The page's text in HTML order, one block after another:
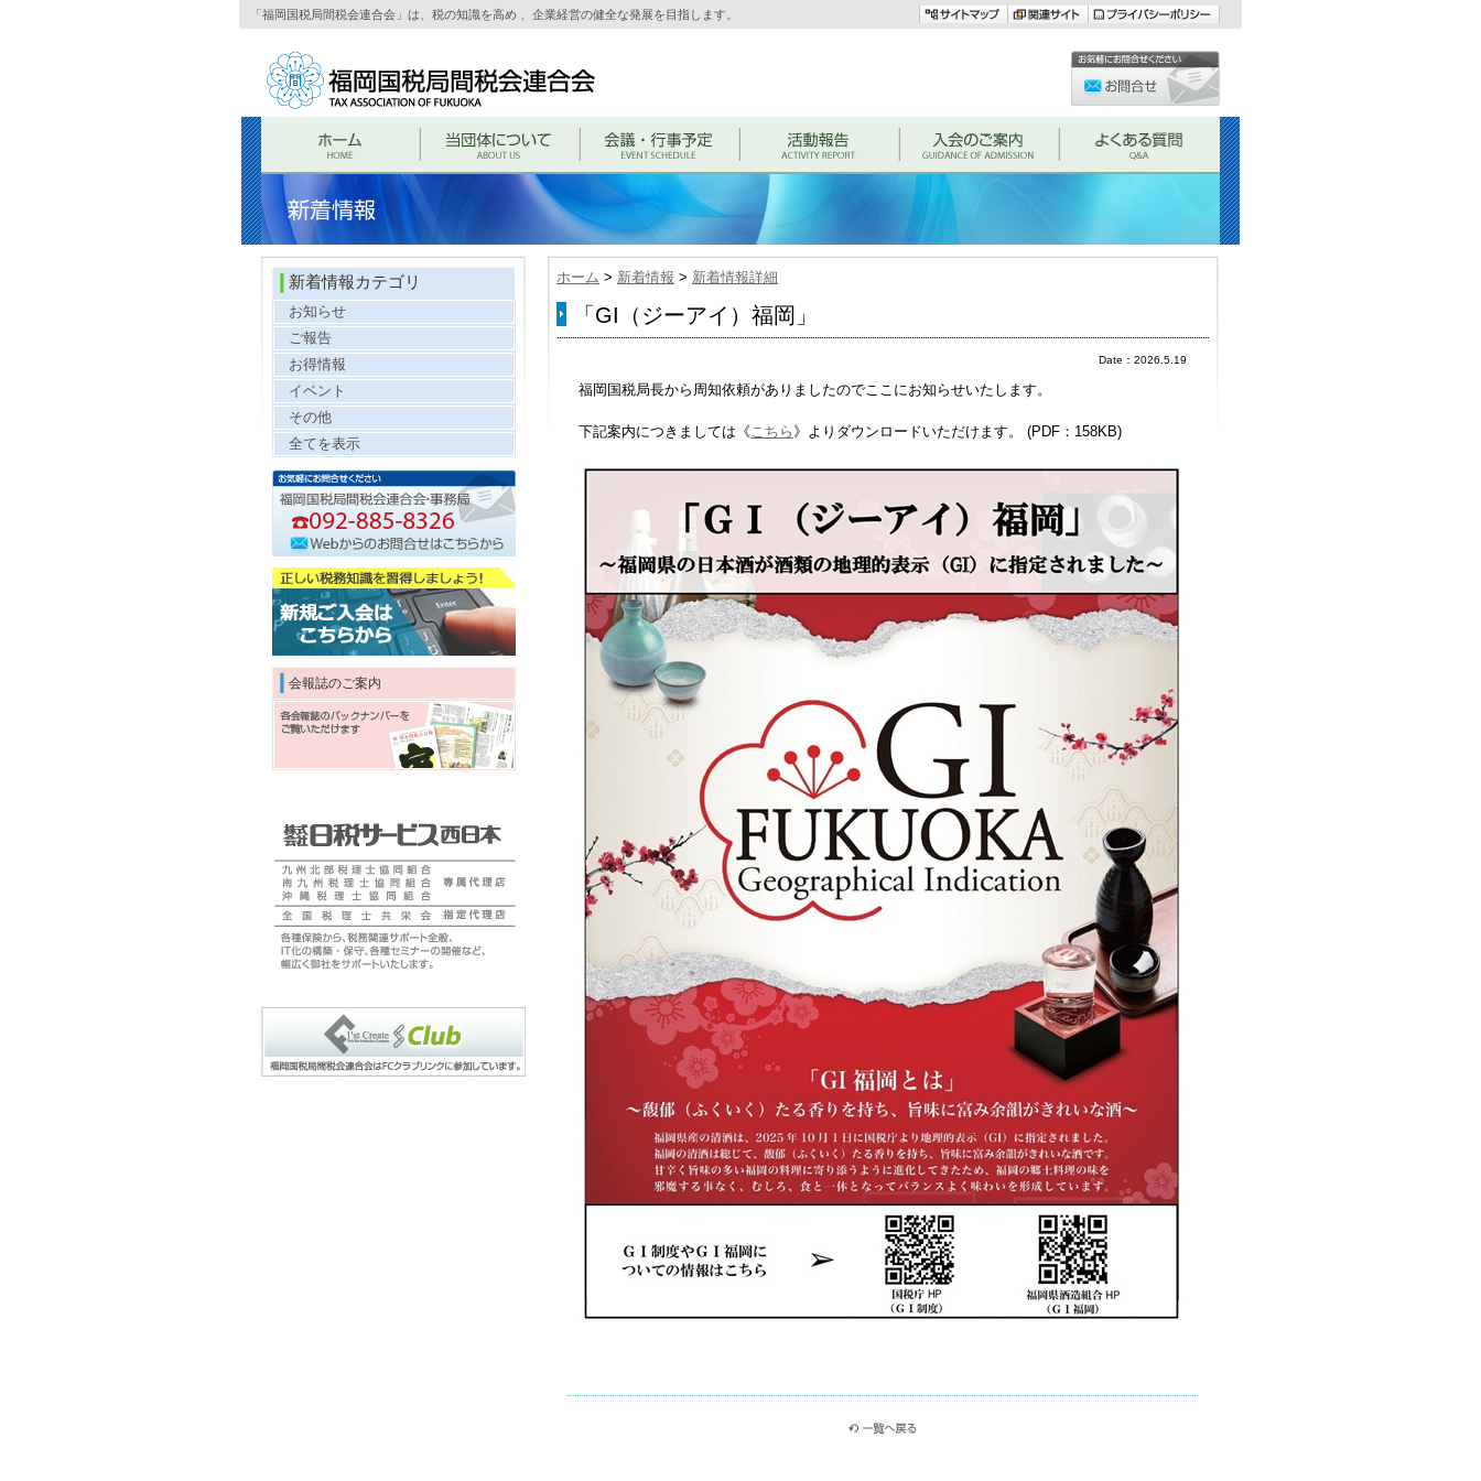
「福岡国税局間税会連合会」は、税の知識を高め 、企業経営の健全な発展を目指します。
ホーム > 新着情報 > 新着情報詳細
「GI（ジーアイ）福岡」
Date：2026.5.19
福岡国税局長から周知依頼がありましたのでここにお知らせいたします。
下記案内につきましては《こちら 》よりダウンロードいただけます。 (PDF：158KB)
新着情報カテゴリ
お知らせ
ご報告
お得情報
イベント
その他
全てを表示
会報誌のご案内